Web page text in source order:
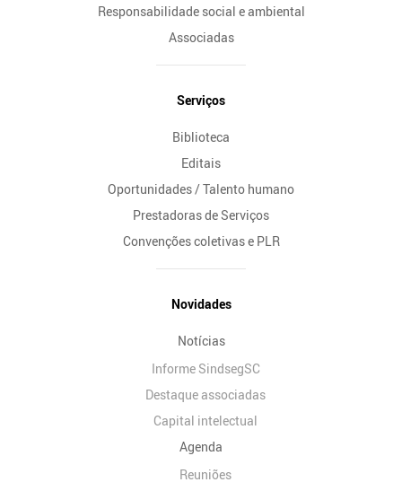
Responsabilidade social e ambiental
Associadas
Serviços
Biblioteca
Editais
Oportunidades / Talento humano
Prestadoras de Serviços
Convenções coletivas e PLR
Novidades
Notícias
Informe SindsegSC
Destaque associadas
Capital intelectual
Agenda
Reuniões